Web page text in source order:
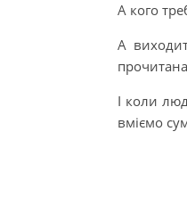
А кого
А
І коли
вміємо